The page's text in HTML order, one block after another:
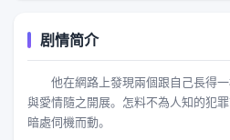
剧情简介
他在網路上發現兩個跟自己長得
與愛情隨之開展。怎料不為人知的犯
暗處伺機而動。